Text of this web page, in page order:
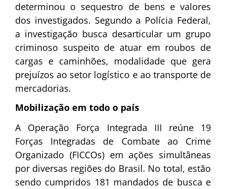
determinou o sequestro de bens e valores
dos investigados. Segundo a Polícia Federal,
a investigação busca desarticular um grupo
criminoso suspeito de atuar em roubos de
cargas e caminhões, modalidade que gera
prejuízos ao setor logístico e ao transporte de
mercadorias.
Mobilização em todo o país
A Operação Força Integrada III reúne 19
Forças Integradas de Combate ao Crime
Organizado (FICCOs) em ações simultâneas
por diversas regiões do Brasil. No total, estão
sendo cumpridos 181 mandados de busca e